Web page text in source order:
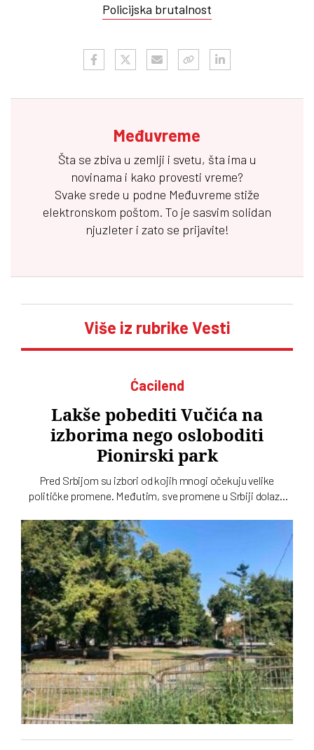
Policijska brutalnost
Međuvreme
Šta se zbiva u zemlji i svetu, šta ima u
novinama i kako provesti vreme?
Svake srede u podne Međuvreme stiže
elektronskom poštom. To je sasvim solidan
njuzleter i zato se prijavite!
Više iz rubrike Vesti
Ćacilend
Lakše pobediti Vučića na
izborima nego osloboditi
Pionirski park
Pred Srbijom su izbori od kojih mnogi očekuju velike
političke promene. Međutim, sve promene u Srbiji dolaze
„Ćacilend” još uvek okupira Pionirski